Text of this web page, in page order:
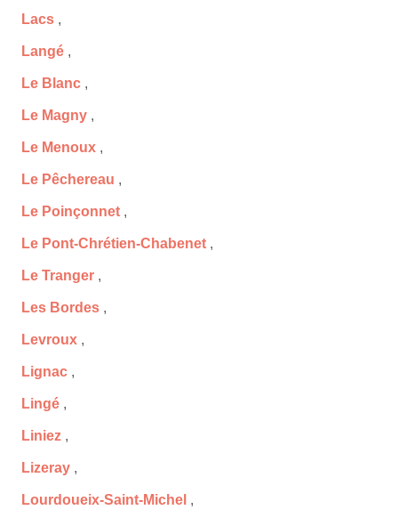
Lacs ,
Langé ,
Le Blanc ,
Le Magny ,
Le Menoux ,
Le Pêchereau ,
Le Poinçonnet ,
Le Pont-Chrétien-Chabenet ,
Le Tranger ,
Les Bordes ,
Levroux ,
Lignac ,
Lingé ,
Liniez ,
Lizeray ,
Lourdoueix-Saint-Michel ,